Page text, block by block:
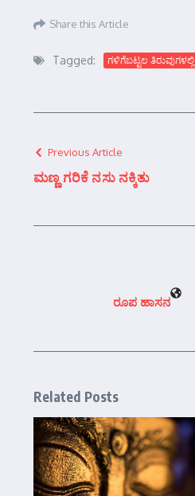
Share this Article
Tagged: ಗಳಿಗೆಬಟ್ಟಲ ತಿರುವುಗಳಲ್ಲಿ
Previous Article
ಮಣ್ಣ ಗರಿಕೆ ನಸು ನಕ್ಕಿತು
ರೂಪ ಹಾಸನ
Related Posts